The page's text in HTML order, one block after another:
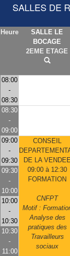
SALLES DE
Heure
SALLE LE
BOCAGE
2EME ETAGE
08:00
-
08:30
08:30
-
09:00
09:00
-
09:30
CONSEIL
DE LA VENDEE
09:00 à 12:30
FORMATION
CNFPT
Motif :
Analyse des
pratiques des
Travailleurs
sociaux
09:30
-
10:00
10:00
-
10:30
10:30
-
11:00